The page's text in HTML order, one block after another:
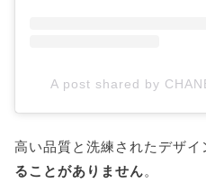
A post shared by
高い品質と洗練されたデザイ
ることがありません。